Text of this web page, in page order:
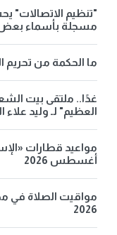
"تنظيم
مسجلة بأسماء بعض
ما الحكمة من تحريم
غدًا.. ملتقى بيت
العظيم" لـ وليد علاء
أغسطس 2026
2026